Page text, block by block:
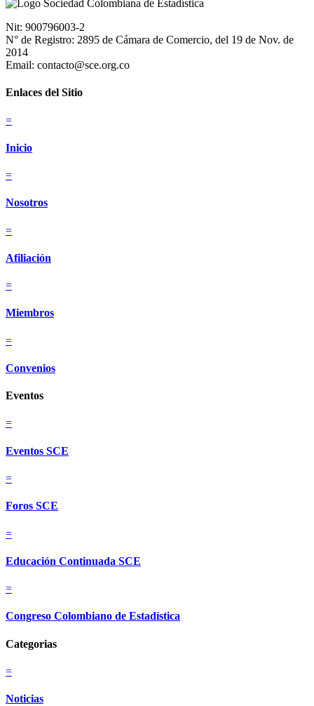
Nit: 900796003-2
N° de Registro: 2895 de Cámara de Comercio, del 19 de Nov. de
2014
Email: contacto@sce.org.co
Enlaces del Sitio
=
Inicio
=
Nosotros
=
Afiliación
=
Miembros
=
Convenios
Eventos
=
Eventos SCE
=
Foros SCE
=
Educación Continuada SCE
=
Congreso Colombiano de Estadística
Categorias
=
Noticias